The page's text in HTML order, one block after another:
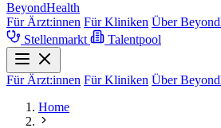
BeyondHealth
Für Ärzt:innen Für Kliniken Über
Stellenmarkt
Talentpool
Für Ärzt:innen Für Kliniken Über
Home